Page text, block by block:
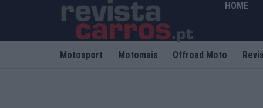
HOME
Motosport Motomais Offroad Moto